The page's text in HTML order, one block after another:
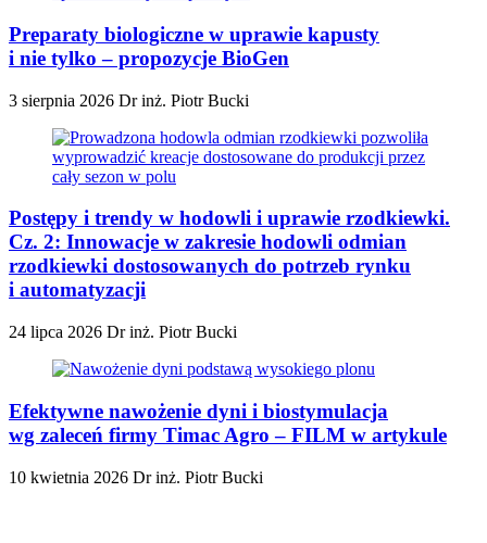
Preparaty biologiczne w uprawie kapusty
i nie tylko – propozycje BioGen
3 sierpnia 2026 Dr inż. Piotr Bucki
Postępy i trendy w hodowli i uprawie rzodkiewki.
Cz. 2: Innowacje w zakresie hodowli odmian
rzodkiewki dostosowanych do potrzeb rynku
i automatyzacji
24 lipca 2026 Dr inż. Piotr Bucki
Efektywne nawożenie dyni i biostymulacja
wg zaleceń firmy Timac Agro – FILM w artykule
10 kwietnia 2026 Dr inż. Piotr Bucki